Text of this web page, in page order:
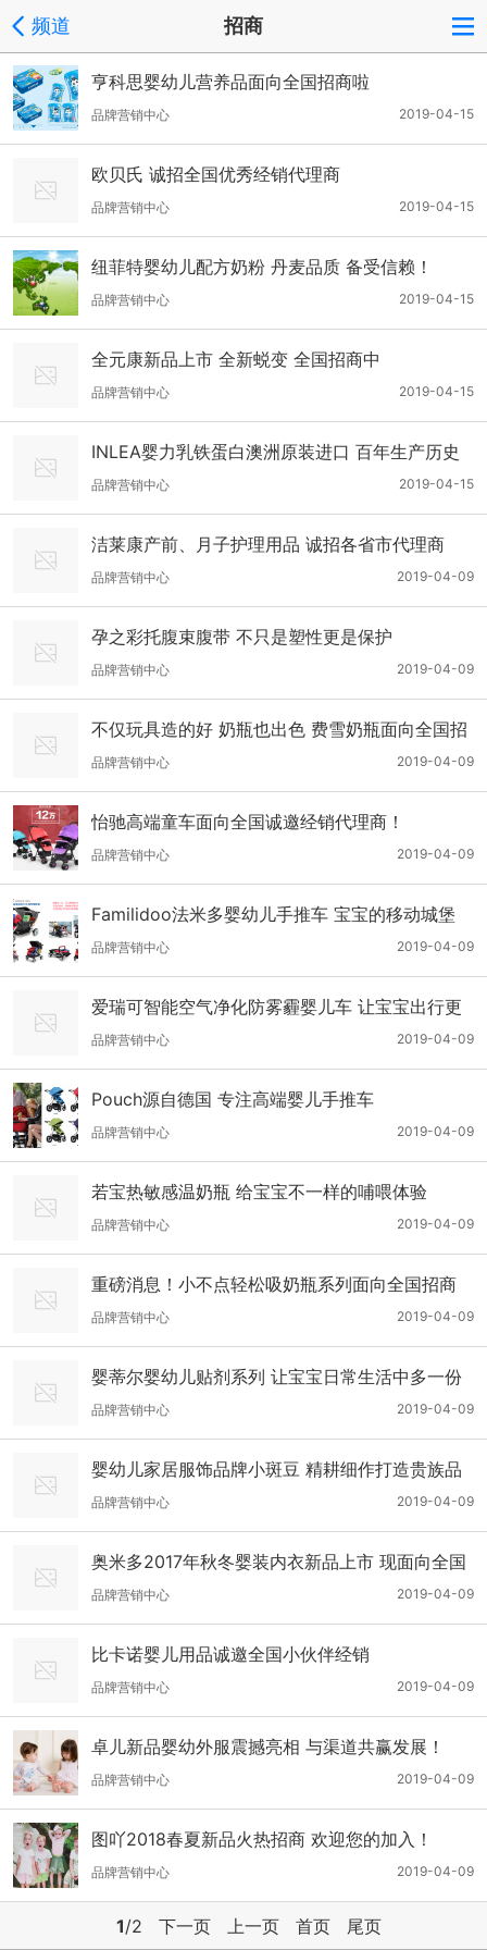
频道 招商
亨科思婴幼儿营养品面向全国招商啦
2019-04-15
品牌营销中心
欧贝氏 诚招全国优秀经销代理商
2019-04-15
品牌营销中心
纽菲特婴幼儿配方奶粉 丹麦品质 备受信赖！
2019-04-15
品牌营销中心
全元康新品上市 全新蜕变 全国招商中
2019-04-15
品牌营销中心
INLEA婴力乳铁蛋白澳洲原装进口 百年生产历史
工厂打造 好品质备受市场青睐
2019-04-15
品牌营销中心
洁莱康产前、月子护理用品 诚招各省市代理商
2019-04-09
品牌营销中心
孕之彩托腹束腹带 不只是塑性更是保护
2019-04-09
品牌营销中心
不仅玩具造的好 奶瓶也出色 费雪奶瓶面向全国招
商
2019-04-09
品牌营销中心
怡驰高端童车面向全国诚邀经销代理商！
2019-04-09
品牌营销中心
Familidoo法米多婴幼儿手推车 宝宝的移动城堡
2019-04-09
品牌营销中心
爱瑞可智能空气净化防雾霾婴儿车 让宝宝出行更
健康
2019-04-09
品牌营销中心
Pouch源自德国 专注高端婴儿手推车
2019-04-09
品牌营销中心
若宝热敏感温奶瓶 给宝宝不一样的哺喂体验
2019-04-09
品牌营销中心
重磅消息！小不点轻松吸奶瓶系列面向全国招商
啦！
2019-04-09
品牌营销中心
婴蒂尔婴幼儿贴剂系列 让宝宝日常生活中多一份
健康呵护
2019-04-09
品牌营销中心
婴幼儿家居服饰品牌小斑豆 精耕细作打造贵族品
质
2019-04-09
品牌营销中心
奥米多2017年秋冬婴装内衣新品上市 现面向全国
招商
2019-04-09
品牌营销中心
比卡诺婴儿用品诚邀全国小伙伴经销
2019-04-09
品牌营销中心
卓儿新品婴幼外服震撼亮相 与渠道共赢发展！
2019-04-09
品牌营销中心
图吖2018春夏新品火热招商 欢迎您的加入！
2019-04-09
品牌营销中心
1/2 下一页 上一页 首页 尾页